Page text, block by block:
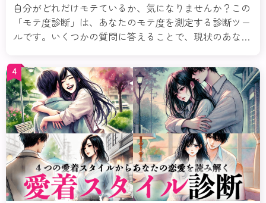
自分がどれだけモテているか、気になりませんか？この
「モテ度診断」は、あなたのモテ度を測定する診断ツー
ルです。いくつかの質問に答えることで、現状のあなた
など「モテ」というテーマを多角的に分析＆アドバイス
します。さあ、自分の魅力を再発見してみましょう！
4